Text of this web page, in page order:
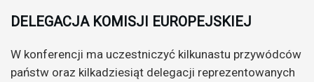
DELEGACJA KOMISJI EUROPEJSKIEJ
W konferencji ma uczestniczyć kilkunastu przywódców
państw oraz kilkadziesiąt delegacji reprezentowanych